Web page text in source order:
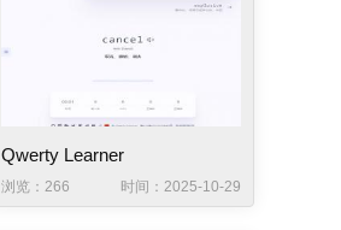
Qwerty Learner
浏览：266 时间：2025-10-29